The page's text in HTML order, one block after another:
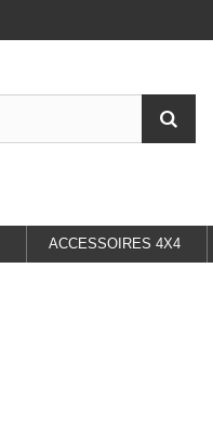
ACCESSOIRES 4X4